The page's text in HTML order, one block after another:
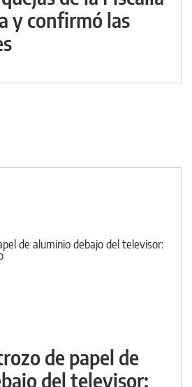
y confirmó las
de papel de
del televisor: